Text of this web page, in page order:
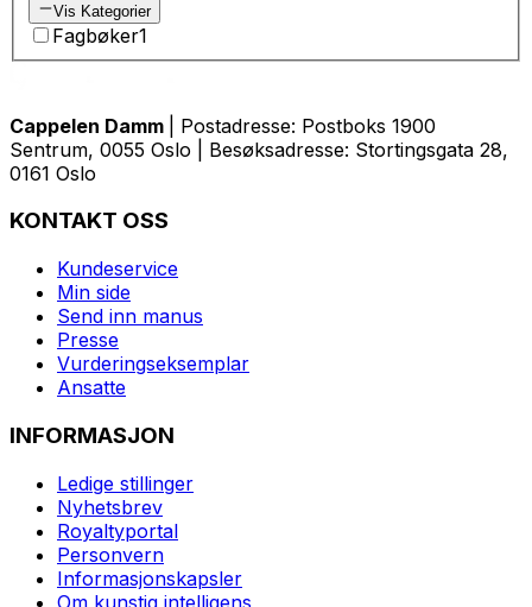
Vis Kategorier
Fagbøker1
Cappelen Damm
| Postadresse: Postboks 1900
Sentrum, 0055 Oslo | Besøksadresse: Stortingsgata 28,
0161 Oslo
KONTAKT OSS
Kundeservice
Min side
Send inn manus
Presse
Vurderingseksemplar
Ansatte
INFORMASJON
Ledige stillinger
Nyhetsbrev
Royaltyportal
Personvern
Informasjonskapsler
Om kunstig intelligens